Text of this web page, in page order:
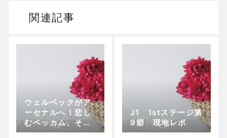
関連記事
ウェルベックがア
ーセナルへ！悲し
むベッカム、そし
てリオ
J1 1stステージ第
9節 現地レポ